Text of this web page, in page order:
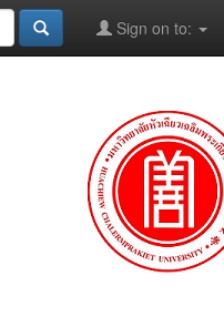
Sign on to: